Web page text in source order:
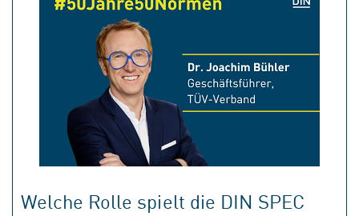
Welche Rolle spielt die DIN SPEC